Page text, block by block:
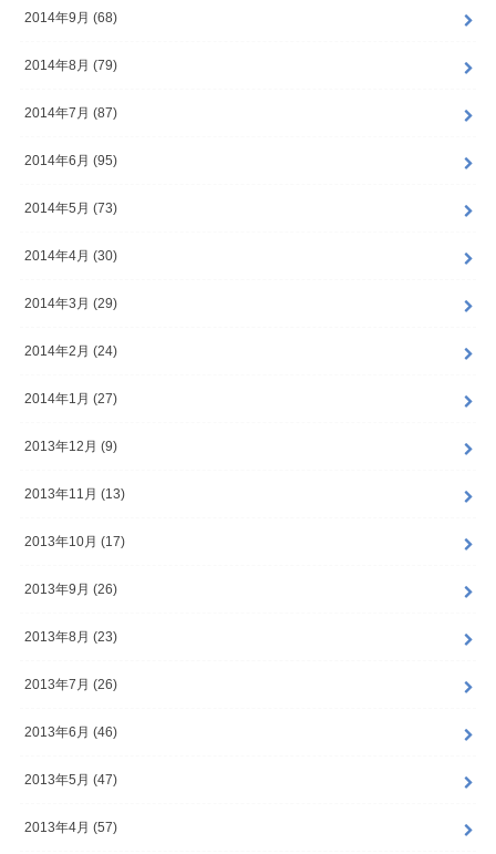
2014年9月 (68)
2014年8月 (79)
2014年7月 (87)
2014年6月 (95)
2014年5月 (73)
2014年4月 (30)
2014年3月 (29)
2014年2月 (24)
2014年1月 (27)
2013年12月 (9)
2013年11月 (13)
2013年10月 (17)
2013年9月 (26)
2013年8月 (23)
2013年7月 (26)
2013年6月 (46)
2013年5月 (47)
2013年4月 (57)